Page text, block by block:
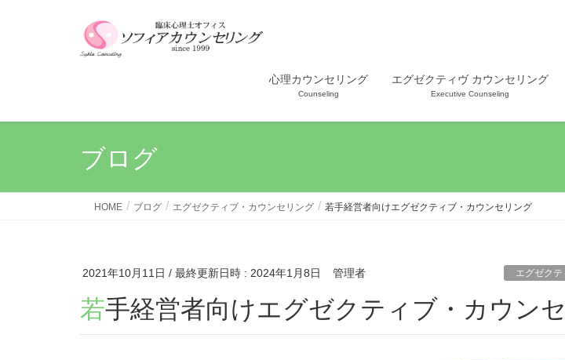
心理カウンセリング
Counseling
エグゼクティヴ カウンセリング
Executive Counseling
ブログ
HOME ブログ エグゼクティブ・カウンセリング 若手経営者向けエグゼクティブ・カウンセリング
2021年10月11日 / 最終更新日時 : 2024年1月8日 管理者 エグゼク
若手経営者向けエグゼクティブ・カウン